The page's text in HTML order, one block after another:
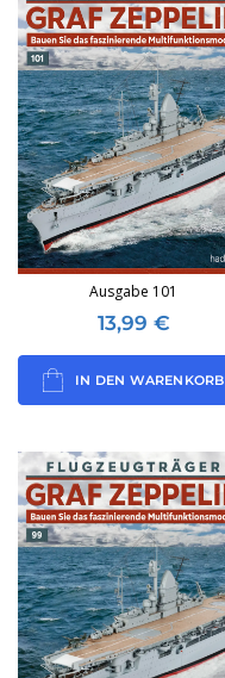
Ausgabe 101
13,99 €
IN DEN WARENKORB